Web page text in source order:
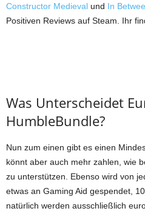
Constructor Medieval und In
Positiven Reviews auf Steam. Ihr
Was Unterscheidet
HumbleBundle?
Nun zum einen gibt es einen
könnt aber auch mehr zahlen, wie
zu unterstützen. Ebenso wird von
etwas an Gaming Aid gespendet,
natürlich werden ausschließlich